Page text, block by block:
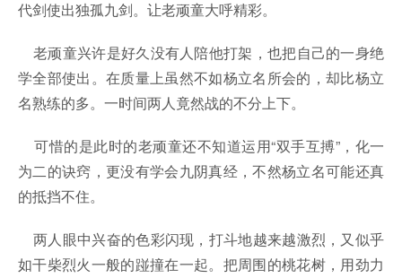
代剑使出独孤九剑。让老顽童大呼精彩。
老顽童兴许是好久没有人陪他打架，也把自己的一身绝
学全部使出。在质量上虽然不如杨立名所会的，却比杨立
名熟练的多。一时间两人竟然战的不分上下。
可惜的是此时的老顽童还不知道运用“双手互搏”，化一
为二的诀窍，更没有学会九阴真经，不然杨立名可能还真
的抵挡不住。
两人眼中兴奋的色彩闪现，打斗地越来越激烈，又似乎
如干柴烈火一般的踫撞在一起。把周围的桃花树，用劲力